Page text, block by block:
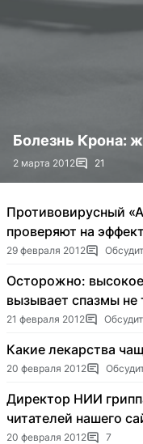
Болезнь Крона:
2 марта 2012 21
Противовирусный
проверяют на
29 февраля 2012
Осторожно:
вызывает спазмы не
21 февраля 2012
Какие лекарства
20 февраля 2012
Директор НИИ
читателей нашего
20 февраля 2012 7